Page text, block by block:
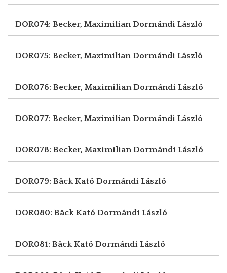
DOR074: Becker, MaximilianDormándi László
DOR075: Becker, MaximilianDormándi László
DOR076: Becker, MaximilianDormándi László
DOR077: Becker, MaximilianDormándi László
DOR078: Becker, MaximilianDormándi László
DOR079: Bäck Kató Dormándi László
DOR080: Bäck Kató Dormándi László
DOR081: Bäck Kató Dormándi László